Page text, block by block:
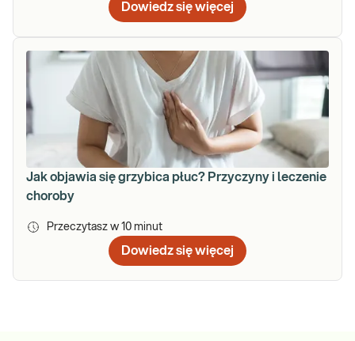
Dowiedz się więcej
Jak objawia się grzybica płuc? Przyczyny i leczenie
choroby
Przeczytasz w 10 minut
Dowiedz się więcej